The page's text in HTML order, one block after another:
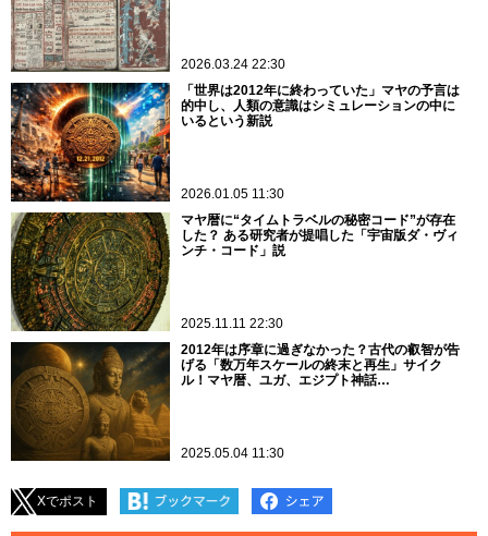
2026.03.24 22:30
「世界は2012年に終わっていた」マヤの予言は
的中し、人類の意識はシミュレーションの中に
いるという新説
2026.01.05 11:30
マヤ暦に“タイムトラベルの秘密コード”が存在
した？ ある研究者が提唱した「宇宙版ダ・ヴィ
ンチ・コード」説
2025.11.11 22:30
2012年は序章に過ぎなかった？古代の叡智が告
げる「数万年スケールの終末と再生」サイク
ル！マヤ暦、ユガ、エジプト神話…
2025.05.04 11:30
Xでポスト